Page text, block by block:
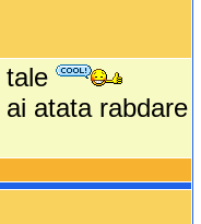
tale
atata rabdare